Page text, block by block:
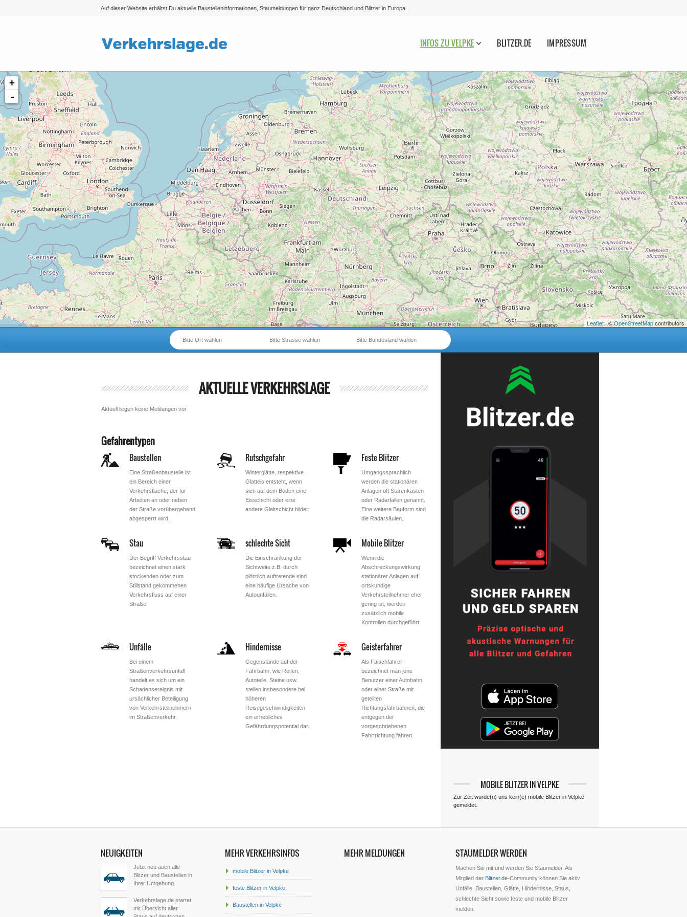
Auf dieser Website erhältst Du aktuelle Baustelleninformationen, Staumeldungen für ganz Deutschland und Blitzer in Europa.
Bitte auswählen
INFOS ZU VELPKE BLITZER.DE IMPRESSUM
+
-
Leaflet| ©OpenStreetMapcontributors
Bitte Bundesland wählen
Bitte Strasse wählen
Bitte Ort wählen
AKTUELLE VERKEHRSLAGE
Aktuell liegen keine Meldungen vor
Gefahrentypen
Baustellen
Eine Straßenbaustelle ist
ein Bereich einer
Verkehrsfläche, der für
Arbeiten an oder neben
der Straße vorübergehend
abgesperrt wird.
Rutschgefahr
Winterglätte, respektive
Glatteis entsteht, wenn
sich auf dem Boden eine
Eisschicht oder eine
andere Gleitschicht bildet.
Feste Blitzer
Umgangssprachlich
werden die stationären
Anlagen oft Starenkasten
oder Radarfallen genannt.
Eine weitere Bauform sind
die Radarsäulen.
Stau
Der Begriff Verkehrsstau
bezeichnet einen stark
stockenden oder zum
Stillstand gekommenen
Verkehrsfluss auf einer
Straße.
schlechte Sicht
Die Einschränkung der
Sichtweite z.B. durch
plötzlich auftretende sind
eine häufige Ursache von
Autounfällen.
Mobile Blitzer
Wenn die
Abschreckungswirkung
stationärer Anlagen auf
ortskundige
Verkehrsteilnehmer eher
gering ist, werden
zusätzlich mobile
Kontrollen durchgeführt.
Unfälle
Bei einem
Straßenverkehrsunfall
handelt es sich um ein
Schadensereignis mit
ursächlicher Beteiligung
von Verkehrsteilnehmern
im Straßenverkehr.
Hindernisse
Gegenstände auf der
Fahrbahn, wie Reifen,
Autoteile, Steine usw.
stellen insbesondere bei
höheren
Reisegeschwindigkeiten
ein erhebliches
Gefährdungspotential dar.
Geisterfahrer
Als Falschfahrer
bezeichnet man jene
Benutzer einer Autobahn
oder einer Straße mit
geteilten
Richtungsfahrbahnen, die
entgegen der
vorgeschriebenen
Fahrtrichtung fahren.
MOBILE BLITZER IN VELPKE
Zur Zeit wurde(n) uns kein(e) mobile Blitzer in Velpke
gemeldet.
NEUIGKEITEN
Jetzt neu auch alle
Blitzer und Baustellen in
Ihrer Umgebung
Verkehrslage.de startet
mit Übersicht aller
MEHR VERKEHRSINFOS
mobile Blitzer in Velpke
feste Blitzer in Velpke
Baustellen in Velpke
MEHR MELDUNGEN STAUMELDER WERDEN
Machen Sie mit und werden Sie Staumelder. Als
Mitglied der Blitzer.de-Community können Sie aktiv
Unfälle, Baustellen, Glätte, Hindernisse, Staus,
schlechte Sicht sowie feste und mobile Blitzer
melden.